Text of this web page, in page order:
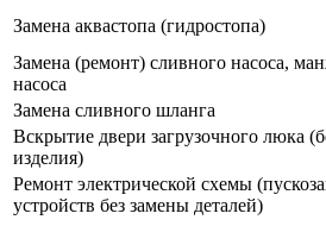
Замена аквастопа (гидростопа)
Замена (ремонт) сливного насоса,
насоса
Замена сливного шланга
Вскрытие двери загрузочного люка
изделия)
Ремонт электрической схемы
устройств без замены деталей)